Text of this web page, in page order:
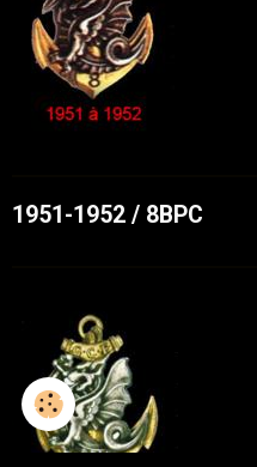
1951-1952 / 8BPC